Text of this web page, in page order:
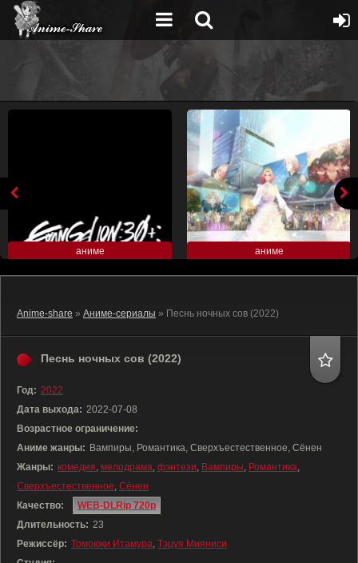
аниме аниме
Anime-share » Аниме-сериалы » Песнь ночных сов (2022)
Песнь ночных сов (2022)
Год: 2022
Дата выхода: 2022-07-08
Возрастное ограничение:
Аниме жанры: Вампиры, Романтика, Сверхъестественное, Сёнен
Жанры: комедия, мелодрама, фэнтези, Вампиры, Романтика,
Сверхъестественное, Сёнен
Качество:
WEB-DLRip 720p
Длительность: 23
Режиссёр: Томоюки Итамура, Тэцуя Мияниси